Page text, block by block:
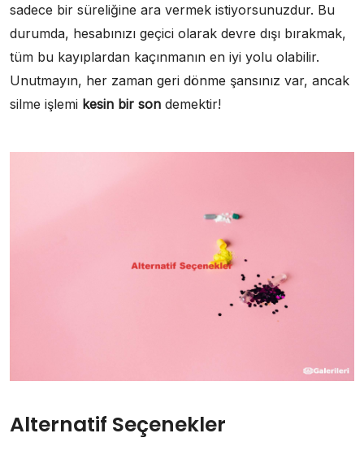
sadece bir süreliğine ara vermek istiyorsunuzdur. Bu
durumda, hesabınızı geçici olarak devre dışı bırakmak,
tüm bu kayıplardan kaçınmanın en iyi yolu olabilir.
Unutmayın, her zaman geri dönme şansınız var, ancak
silme işlemi kesin bir son demektir!
Alternatif Seçenekler